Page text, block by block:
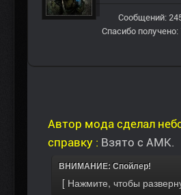
Сообщений:
Спасибо получено:
Автор мода сделал
справку : Взято с АМК.
ВНИМАНИЕ: Спойлер!